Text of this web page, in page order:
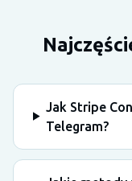
Jak Stripe
Telegram?